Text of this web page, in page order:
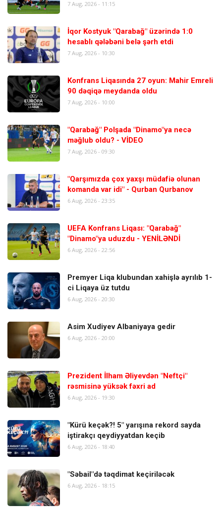
7 Aug, 2026 - 11:15
İqor Kostyuk "Qarabağ" üzərində 1:0
hesablı qələbəni belə şərh etdi
7 Aug, 2026 - 10:30
Konfrans Liqasında 27 oyun: Mahir Emreli
90 dəqiqə meydanda oldu
7 Aug, 2026 - 10:00
"Qarabağ" Polşada "Dinamo"ya necə
məğlub oldu? - VİDEO
7 Aug, 2026 - 09:30
"Qarşımızda çox yaxşı müdafiə olunan
komanda var idi" - Qurban Qurbanov
6 Aug, 2026 - 23:35
UEFA Konfrans Liqası: "Qarabağ"
"Dinamo"ya uduzdu - YENİLƏNDİ
6 Aug, 2026 - 22:56
Premyer Liqa klubundan xahişlə ayrılıb 1-
ci Liqaya üz tutdu
6 Aug, 2026 - 20:30
Asim Xudiyev Albaniyaya gedir
6 Aug, 2026 - 20:00
Prezident İlham Əliyevdən "Neftçi"
rəsmisinə yüksək fəxri ad
6 Aug, 2026 - 19:30
"Kürü keçək?! 5" yarışına rekord sayda
iştirakçı qeydiyyatdan keçib
6 Aug, 2026 - 18:40
"Səbail"də təqdimat keçiriləcək
6 Aug, 2026 - 18:15